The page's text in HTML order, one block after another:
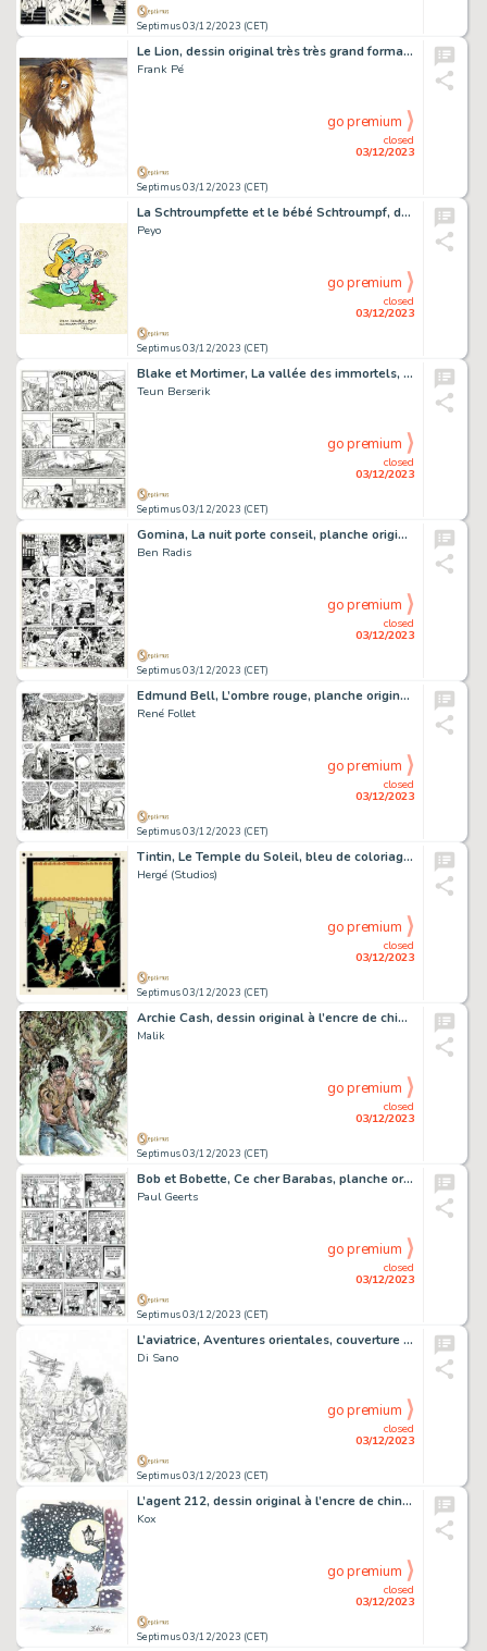
Septimus 03/12/2023 (CET)
Le Lion, dessin original très très grand format à l’aquarelle et à l’acrylique.
Frank Pé
Septimus 03/12/2023 (CET)
closed
03/12/2023
go premium
La Schtroumpfette et le bébé Schtroumpf, dessin original à l’encre de chine et aux encres de couleurs, signé et dédicacé (papier piqué).
Peyo
Septimus 03/12/2023 (CET)
closed
03/12/2023
go premium
Blake et Mortimer, La vallée des immortels, menace sur Hong Kong, planche originale à l’encre de chine pour cet album paru en 2018 chez Blake et Mortimer.
Teun Berserik
Septimus 03/12/2023 (CET)
closed
03/12/2023
go premium
Gomina, La nuit porte conseil, planche originale à l’encre de chine.
Ben Radis
Septimus 03/12/2023 (CET)
closed
03/12/2023
go premium
Edmund Bell, L’ombre rouge, planche originale à l’encre de chine pour cet album paru en 1989 aux Editions Lefrancq.
René Follet
Septimus 03/12/2023 (CET)
closed
03/12/2023
go premium
Tintin, Le Temple du Soleil, bleu de coloriage et son film noir pour la couverture de l’album.
Hergé (Studios)
Septimus 03/12/2023 (CET)
closed
03/12/2023
go premium
Archie Cash, dessin original à l’encre de chine et à l’aquarelle en hommage à Hubinon réinterprétant la couverture de Buck Danny “Tigres Volants”.
Malik
Septimus 03/12/2023 (CET)
closed
03/12/2023
go premium
Bob et Bobette, Ce cher Barabas, planche originale à l’encre de chine pour cet album paru en 1975 chez Erasme.
Paul Geerts
Septimus 03/12/2023 (CET)
closed
03/12/2023
go premium
L’aviatrice, Aventures orientales, couverture originale à la mine de plomb pour le tirage de luxe paru en 2016 chez Paquet.
Di Sano
Septimus 03/12/2023 (CET)
closed
03/12/2023
go premium
L’agent 212, dessin original à l’encre de chine et à l’aquarelle.
Kox
Septimus 03/12/2023 (CET)
closed
03/12/2023
go premium